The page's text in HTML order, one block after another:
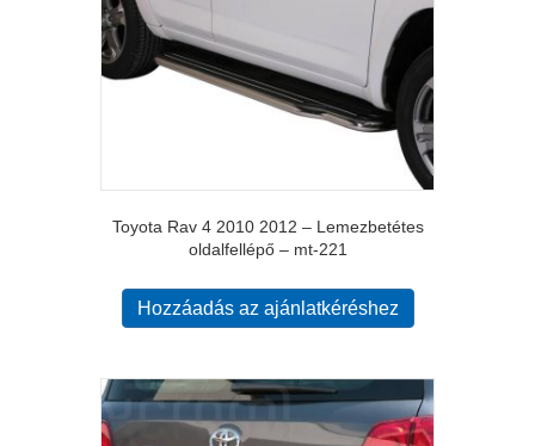
Toyota Rav 4 2010 2012 – Lemezbetétes
oldalfellépő – mt-221
Hozzáadás az ajánlatkéréshez